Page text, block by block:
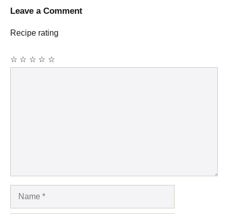
Leave a Comment
Recipe rating
☆
☆
☆
☆
☆